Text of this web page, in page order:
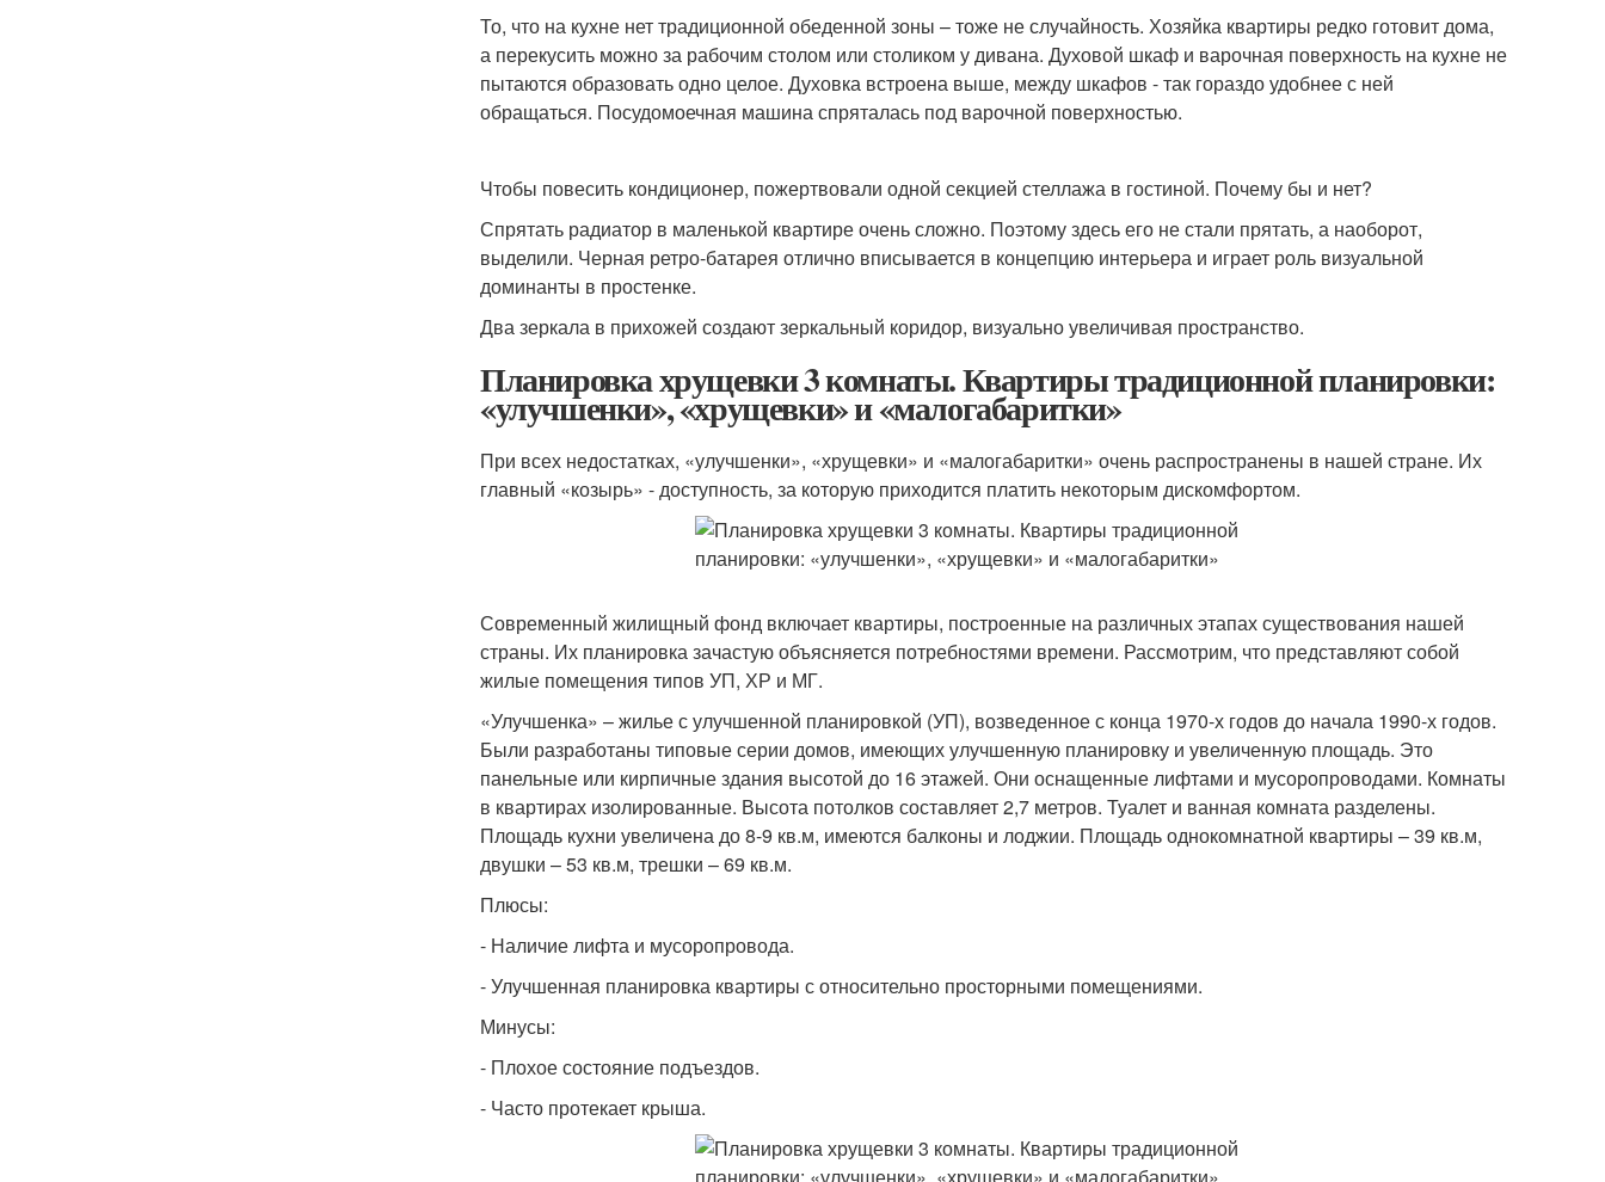
То, что на кухне нет традиционной обеденной зоны – тоже не случайность. Хозяйка квартиры редко готовит дома,
а перекусить можно за рабочим столом или столиком у дивана. Духовой шкаф и варочная поверхность на кухне не
пытаются образовать одно целое. Духовка встроена выше, между шкафов - так гораздо удобнее с ней
обращаться. Посудомоечная машина спряталась под варочной поверхностью.
Чтобы повесить кондиционер, пожертвовали одной секцией стеллажа в гостиной. Почему бы и нет?
Спрятать радиатор в маленькой квартире очень сложно. Поэтому здесь его не стали прятать, а наоборот,
выделили. Черная ретро-батарея отлично вписывается в концепцию интерьера и играет роль визуальной
доминанты в простенке.
Два зеркала в прихожей создают зеркальный коридор, визуально увеличивая пространство.
Планировка хрущевки 3 комнаты. Квартиры традиционной планировки:
«улучшенки», «хрущевки» и «малогабаритки»
При всех недостатках, «улучшенки», «хрущевки» и «малогабаритки» очень распространены в нашей стране. Их
главный «козырь» - доступность, за которую приходится платить некоторым дискомфортом.
Современный жилищный фонд включает квартиры, построенные на различных этапах существования нашей
страны. Их планировка зачастую объясняется потребностями времени. Рассмотрим, что представляют собой
жилые помещения типов УП, ХР и МГ.
«Улучшенка» – жилье с улучшенной планировкой (УП), возведенное с конца 1970-х годов до начала 1990-х годов.
Были разработаны типовые серии домов, имеющих улучшенную планировку и увеличенную площадь. Это
панельные или кирпичные здания высотой до 16 этажей. Они оснащенные лифтами и мусоропроводами. Комнаты
в квартирах изолированные. Высота потолков составляет 2,7 метров. Туалет и ванная комната разделены.
Площадь кухни увеличена до 8-9 кв.м, имеются балконы и лоджии. Площадь однокомнатной квартиры – 39 кв.м,
двушки – 53 кв.м, трешки – 69 кв.м.
Плюсы:
- Наличие лифта и мусоропровода.
- Улучшенная планировка квартиры с относительно просторными помещениями.
Минусы:
- Плохое состояние подъездов.
- Часто протекает крыша.